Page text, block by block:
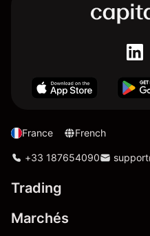
France French
+33 187654090
Trading
Marchés